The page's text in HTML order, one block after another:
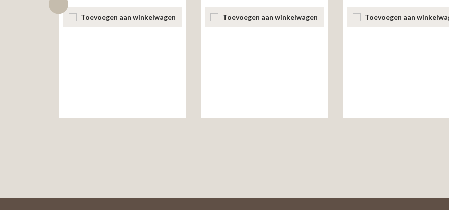
Toevoegen aan winkelwagen Toevoegen aan winkelwagen Toevoegen aan